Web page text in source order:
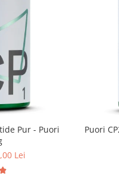
Pur - Puori
Lei
Puori